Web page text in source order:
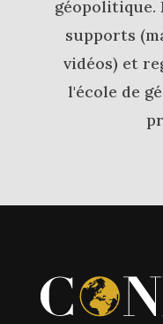
géopolitique.
supports
vidéos) et
l'école de